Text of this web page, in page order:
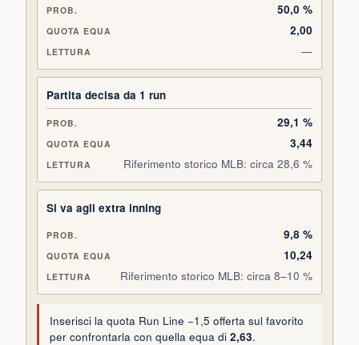
50,0 %
2,00
—
Partita decisa da 1 run
29,1 %
3,44
Riferimento storico MLB: circa 28,6 %
Si va agli extra inning
9,8 %
10,24
Riferimento storico MLB: circa 8–10 %
Inserisci la quota Run Line −1,5 offerta sul favorito
per confrontarla con quella equa di 2,63.